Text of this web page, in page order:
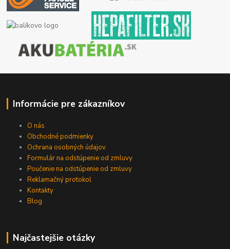
Informácie pre zákazníkov
O nás
Obchodné podmienky
Ochrana osobných údajov
Formulár na odstúpenie od zmluvy
Poučenie na odstúpenie od zmluvy
Reklamačný protokol
Kontakty
Blog
Najčastejšie otázky